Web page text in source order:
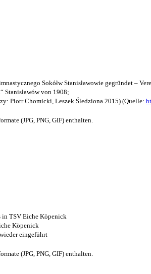
Sokółw Stanisławowie gegründet –
Stanisławów von 1908;
Piotr Chomicki, Leszek Śledziona 2015) (Quelle:
(JPG, PNG, GIF) enthalten.
in TSV Eiche Köpenick
Köpenick
eingeführt
(JPG, PNG, GIF) enthalten.